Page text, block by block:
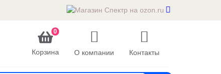
0
Корзина О компании Контакты